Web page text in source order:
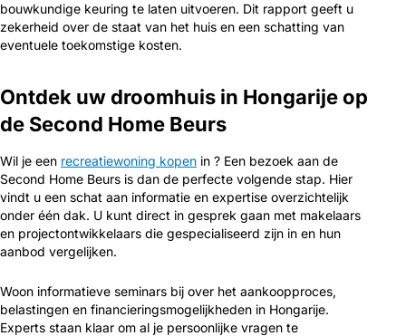
bouwkundige keuring te laten uitvoeren. Dit rapport geeft u
zekerheid over de staat van het huis en een schatting van
eventuele toekomstige kosten.
Ontdek uw droomhuis in Hongarije op
de Second Home Beurs
Wil je een recreatiewoning kopen in ? Een bezoek aan de
Second Home Beurs is dan de perfecte volgende stap. Hier
vindt u een schat aan informatie en expertise overzichtelijk
onder één dak. U kunt direct in gesprek gaan met makelaars
en projectontwikkelaars die gespecialiseerd zijn in en hun
aanbod vergelijken.
Woon informatieve seminars bij over het aankoopproces,
belastingen en financieringsmogelijkheden in Hongarije.
Experts staan klaar om al je persoonlijke vragen te